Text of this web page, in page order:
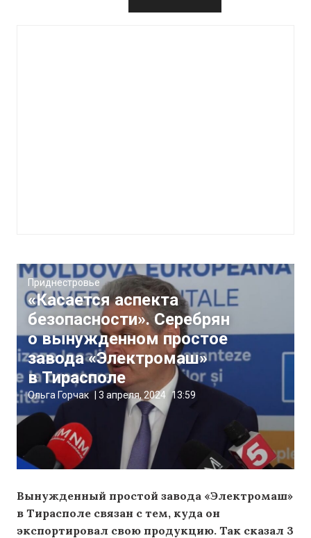
Приднестровье
«Касается аспекта
безопасности». Серебрян
о вынужденном простое
завода «Электромаш»
в Тирасполе
Ольга Горчак 3 апреля, 2024 13:59
Вынужденный простой завода «Электромаш»
в Тирасполе связан с тем, куда он
экспортировал свою продукцию. Так сказал 3